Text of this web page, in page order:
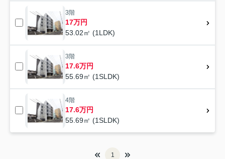
3階
17万円
53.02㎡ (1LDK)
3階
17.6万円
55.69㎡ (1SLDK)
4階
17.6万円
55.69㎡ (1SLDK)
1